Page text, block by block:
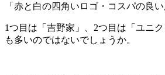
「赤と白の四角いロゴ・コスパの良い
1つ目は「吉野家」、2つ目は「ユニ
も多いのではないでしょうか。